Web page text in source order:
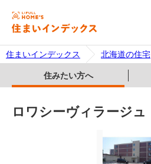
住まいインデックス 北海道の住宅
住みたい方へ
ロワシーヴィラージュ